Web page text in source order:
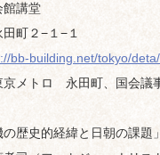
講堂
２−１−１
bb-building.net/tokyo/
永田町、国会議事
史的経緯と日朝の課題」